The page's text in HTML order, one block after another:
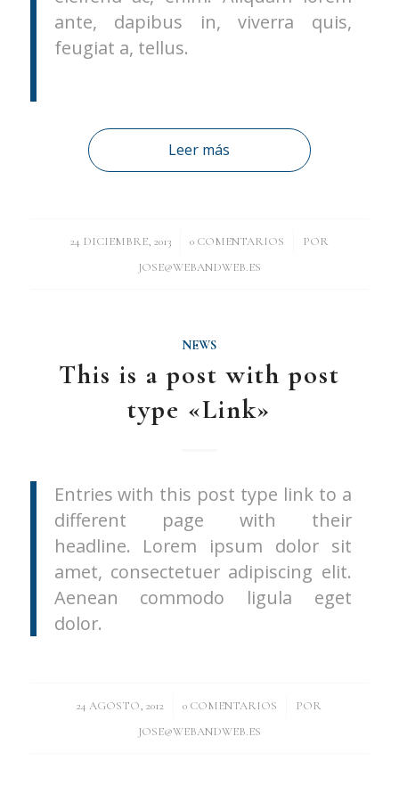
ante, dapibus in, viverra quis,
feugiat a, tellus.
Leer más
24 DICIEMBRE, 2013
/ 0 COMENTARIOS
/
POR
JOSE@WEBANDWEB.ES
NEWS
This is a post with post
type «Link»
Entries with this post type link to a
different page with their
headline. Lorem ipsum dolor sit
amet, consectetuer adipiscing elit.
Aenean commodo ligula eget
dolor.
24 AGOSTO, 2012
/ 0 COMENTARIOS
/
POR
JOSE@WEBANDWEB.ES